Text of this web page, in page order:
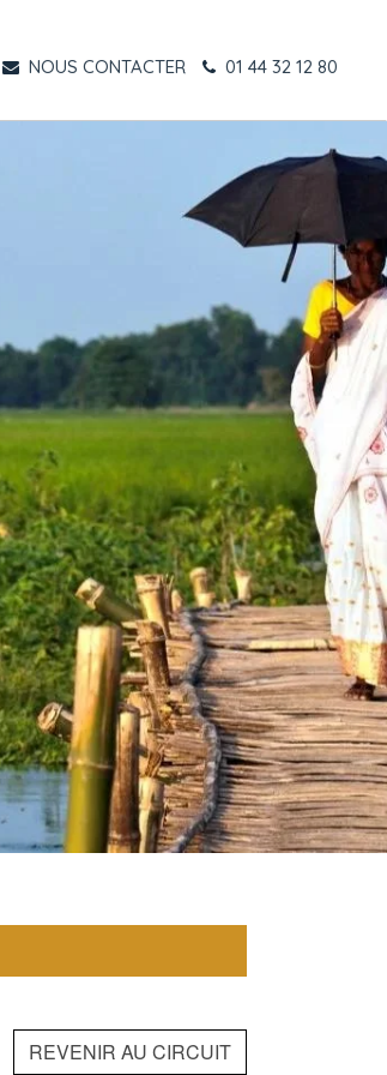
NOUS CONTACTER 01 44 32 12 80
REVENIR AU CIRCUIT